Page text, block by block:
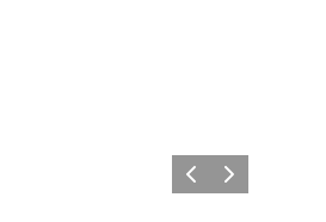
ForrigeNæste